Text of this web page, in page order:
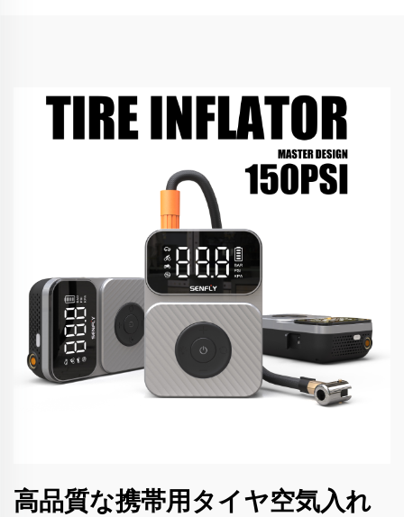
高品質な携帯用タイヤ空気入れ